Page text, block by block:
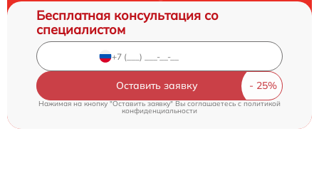
Бесплатная консультация со
специалистом
Оставить заявку
Нажимая на кнопку "Оставить заявку" Вы соглашаетесь cполитикой
конфиденциальности